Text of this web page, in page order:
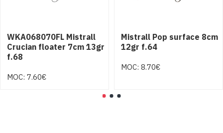
WKA068070FL Mistrall
Crucian floater 7cm 13gr
f.68
MOC: 7.60€
Mistrall Pop surface 8cm
12gr f.64
MOC: 8.70€